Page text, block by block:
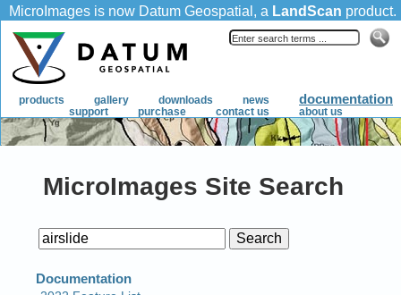
MicroImages Site Search